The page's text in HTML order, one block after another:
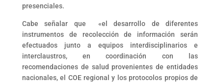
presenciales.
Cabe señalar que «el desarrollo de diferentes
instrumentos de recolección de información serán
efectuados junto a equipos interdisciplinarios e
interclaustros, en coordinación con las
recomendaciones de salud provenientes de entidades
nacionales, el COE regional y los protocolos propios de